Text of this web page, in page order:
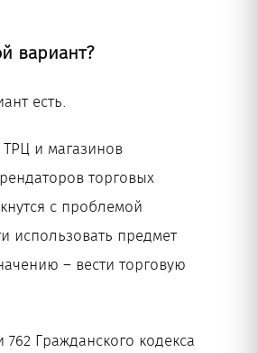
вариант?
есть.
и магазинов
торговых
с проблемой
использовать предмет
– вести торговую
762 Гражданского кодекса